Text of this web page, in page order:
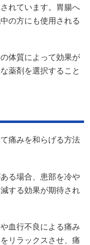
れています。胃腸へ
の方にも使用される
体質によって効果が
薬剤を選択すること
痛みを和らげる方法
る場合、患部を冷や
する効果が期待され
血行不良による痛み
リラックスさせ、痛